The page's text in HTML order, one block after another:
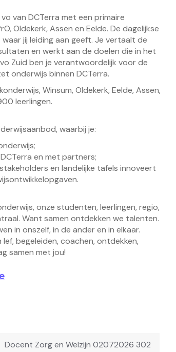
van DCTerra met een primaire
Oldekerk, Assen en Eelde. De dagelijkse
jij leiding aan geeft. Je vertaalt de
en werkt aan de doelen die in het
Zuid ben je verantwoordelijk voor de
onderwijs binnen DCTerra.
Winsum, Oldekerk, Eelde, Assen,
leerlingen.
waarbij je:
en met partners;
en landelijke tafels innoveert
onze studenten, leerlingen, regio,
Want samen ontdekken we talenten.
in onszelf, in de ander en in elkaar.
begeleiden, coachen, ontdekken,
samen met jou!
Docent Zorg en Welzijn 02072026 302